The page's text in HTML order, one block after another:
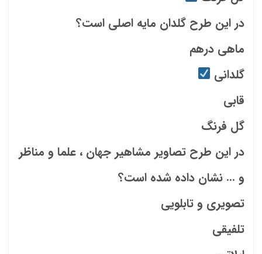
در این طرح گلدان مایه اصلی است؟
ماهی درهم
گلدانی
قابی
گل فرنگ
در این طرح تصاویر مشاهیر جهان ، علما و مناظر
و … نشان داده شده است؟
تصویری و تابلویی
تلفیقی